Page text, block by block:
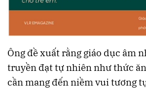
Ông đề xuất rằng giáo dục âm
truyền đạt tự nhiên như thức
cần mang đến niềm vui tương